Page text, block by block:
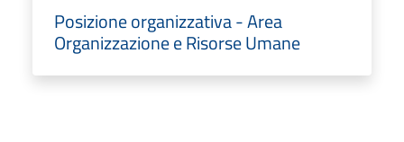
Posizione organizzativa - Area
Organizzazione e Risorse Umane